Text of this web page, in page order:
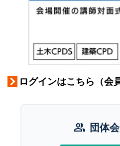
ログインはこちら（会
group 団体